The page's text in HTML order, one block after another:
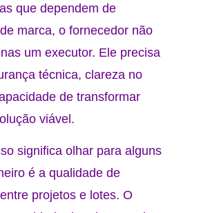
que dependem de
marca, o fornecedor não
um executor. Ele precisa
técnica, clareza no
de transformar
viável.
significa olhar para alguns
é a qualidade de
projetos e lotes. O